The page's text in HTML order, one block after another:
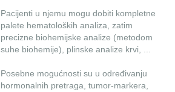
Pacijenti u njemu mogu dobiti kompletne
palete hematoloških analiza, zatim
precizne biohemijske analize (metodom
suhe biohemije), plinske analize krvi, ...
Posebne mogućnosti su u određivanju
hormonalnih pretraga, tumor-markera,